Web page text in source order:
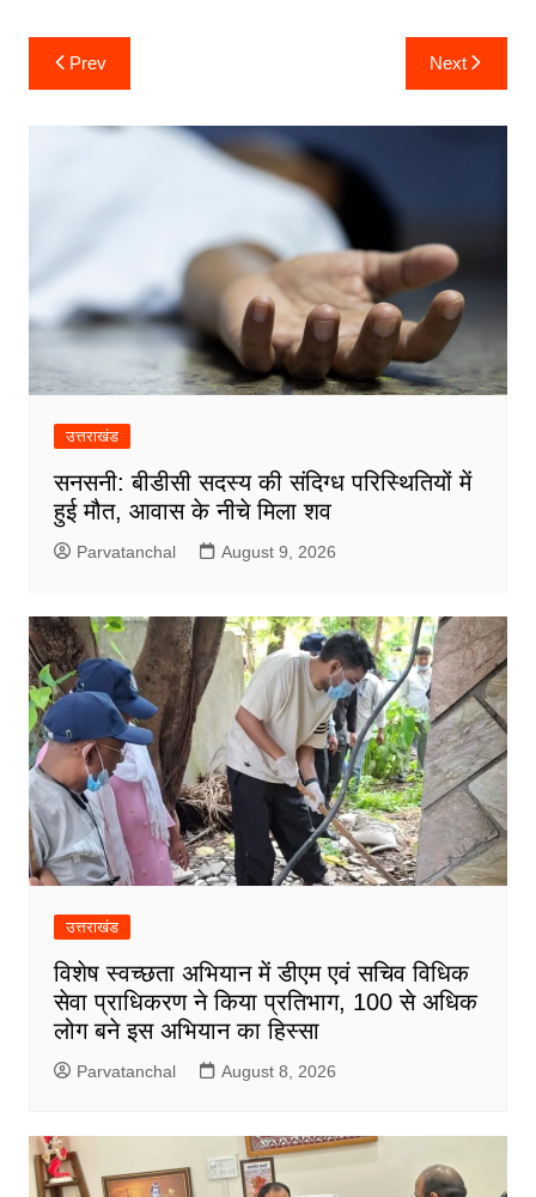
Post
navigation
Prev Next
उत्तराखंड
सनसनी: बीडीसी सदस्य की संदिग्ध परिस्थितियों में
हुई मौत, आवास के नीचे मिला शव
Parvatanchal August 9, 2026
उत्तराखंड
विशेष स्वच्छता अभियान में डीएम एवं सचिव विधिक
सेवा प्राधिकरण ने किया प्रतिभाग, 100 से अधिक
लोग बने इस अभियान का हिस्सा
Parvatanchal August 8, 2026